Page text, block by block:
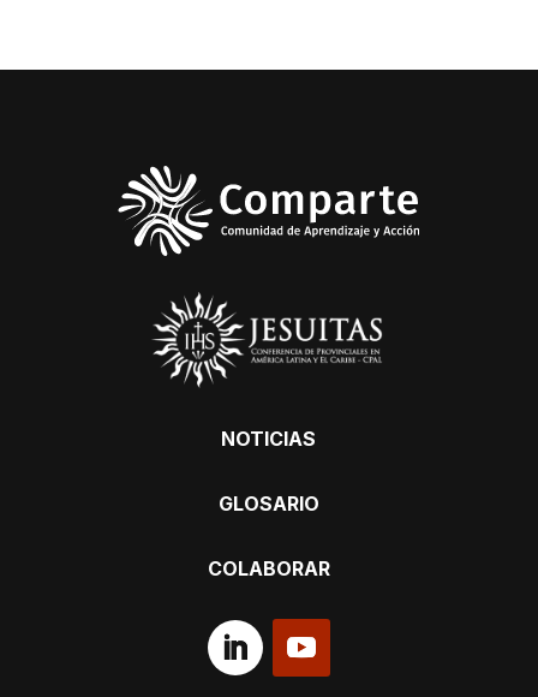
NOTICIAS
GLOSARIO
COLABORAR